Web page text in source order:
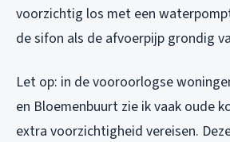
voorzichtig los met een
de sifon als de afvoerpijp grondig
Let op: in de vooroorlogse
en Bloemenbuurt zie ik vaak oude
extra voorzichtigheid vereisen.